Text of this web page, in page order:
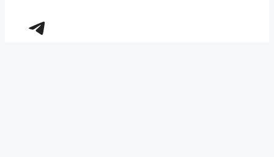
https://t.me/+_dXT-DwpRj03ZDhl